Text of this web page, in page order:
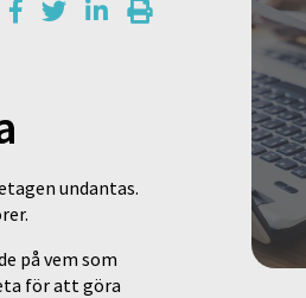
undantas.
på vem som
för att göra